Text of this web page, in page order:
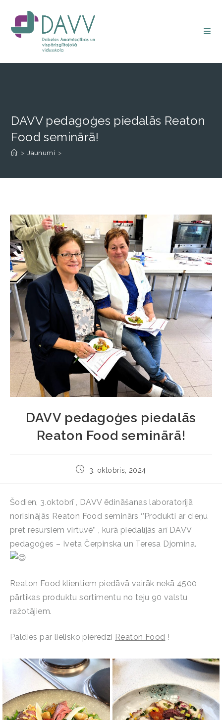
DAVV pedagoģes piedalās Reaton
Food seminārā!
> Jaunumi >
DAVV pedagoģes piedalās
Reaton Food seminārā!
3. oktobris, 2024
Šodien, 3.oktobrī , DAVV ēdināšanas laboratorijā
norisinājās Reaton Food seminārs ‘’Produkti ar cieņu
pret resursiem virtuvē’’ , kurā piedalījās arī DAVV
pedagoģes – Iveta Čerpinska un Teresa Djomina.
Reaton Food klientiem piedāvā vairāk nekā 4500
pārtikas produktu sortimentu no teju 90 valstu
ražotājiem.
Paldies par lielisko pieredzi Reaton Food !